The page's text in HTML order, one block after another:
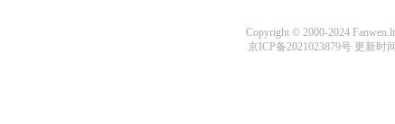
Copyright © 2000-2024
京ICP备2021023879号更新时